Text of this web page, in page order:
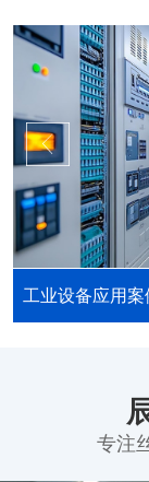
工业设备应用案
专注